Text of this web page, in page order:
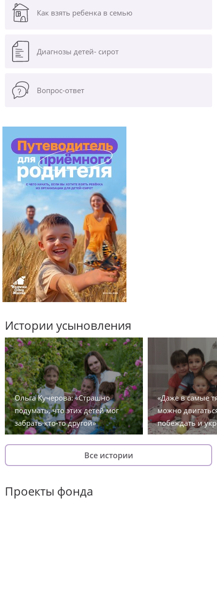
Как взять ребенка в семью
Диагнозы детей- сирот
Вопрос-ответ
Истории усыновления
Ольга Кучерова: «Страшно
подумать, что этих детей мог
забрать кто-то другой»
«Даже в самые
можно
побеждать и
Все истории
Проекты фонда